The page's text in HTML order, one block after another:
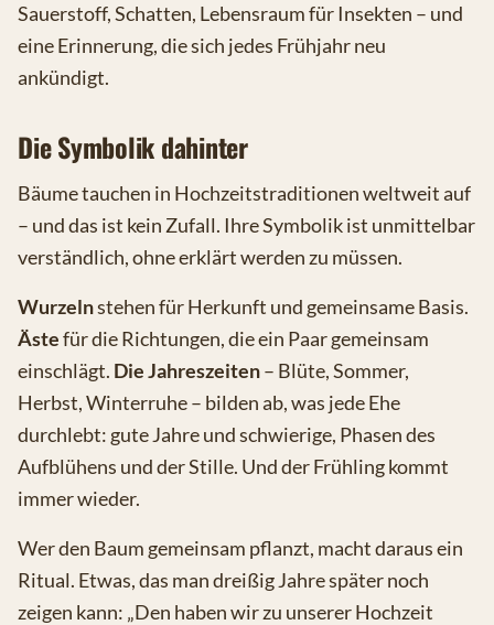
Sauerstoff, Schatten, Lebensraum für Insekten – und
eine Erinnerung, die sich jedes Frühjahr neu
ankündigt.
Die Symbolik dahinter
Bäume tauchen in Hochzeitstraditionen weltweit auf
– und das ist kein Zufall. Ihre Symbolik ist unmittelbar
verständlich, ohne erklärt werden zu müssen.
Wurzelnstehen für Herkunft und gemeinsame Basis.
Ästefür die Richtungen, die ein Paar gemeinsam
einschlägt. Die Jahreszeiten– Blüte, Sommer,
Herbst, Winterruhe – bilden ab, was jede Ehe
durchlebt: gute Jahre und schwierige, Phasen des
Aufblühens und der Stille. Und der Frühling kommt
immer wieder.
Wer den Baum gemeinsam pflanzt, macht daraus ein
Ritual. Etwas, das man dreißig Jahre später noch
zeigen kann: „Den haben wir zu unserer Hochzeit